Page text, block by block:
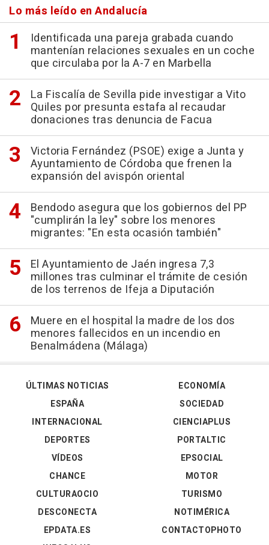
Lo más leído en Andalucía
Identificada una pareja grabada cuando
mantenían relaciones sexuales en un coche
que circulaba por la A-7 en Marbella
La Fiscalía de Sevilla pide investigar a Vito
Quiles por presunta estafa al recaudar
donaciones tras denuncia de Facua
Victoria Fernández (PSOE) exige a Junta y
Ayuntamiento de Córdoba que frenen la
expansión del avispón oriental
Bendodo asegura que los gobiernos del PP
"cumplirán la ley" sobre los menores
migrantes: "En esta ocasión también"
El Ayuntamiento de Jaén ingresa 7,3
millones tras culminar el trámite de cesión
de los terrenos de Ifeja a Diputación
Muere en el hospital la madre de los dos
menores fallecidos en un incendio en
Benalmádena (Málaga)
ÚLTIMAS NOTICIAS
ESPAÑA
INTERNACIONAL
DEPORTES
VÍDEOS
ECONOMÍA
SOCIEDAD
CIENCIAPLUS
PORTALTIC
EPSOCIAL
CHANCE
CULTURAOCIO
DESCONECTA
EPDATA.ES
MOTOR
TURISMO
NOTIMÉRICA
CONTACTOPHOTO